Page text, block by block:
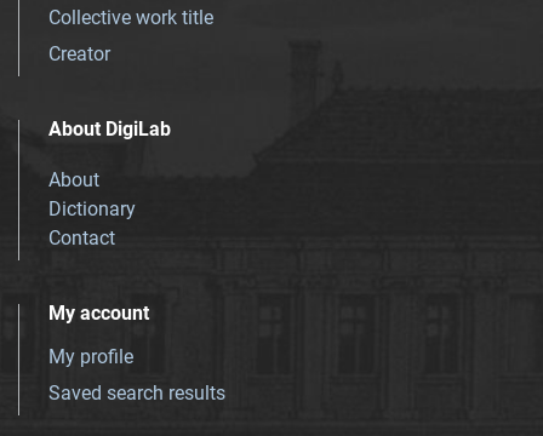
Collective work title
Creator
About DigiLab
About
Dictionary
Contact
My account
My profile
Saved search results